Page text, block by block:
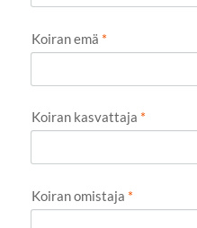
Koiran emä *
Koiran kasvattaja *
Koiran omistaja *